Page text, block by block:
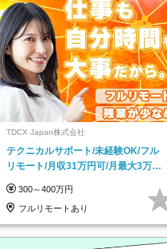
TDCX Japan株式会社
テクニカルサポート/未経験OK/フル
リモート/月収31万円可/月最大3万の
300～400万円
フルリモートあり